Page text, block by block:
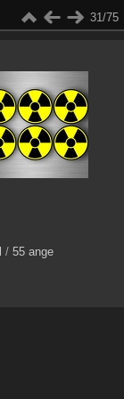
31/75
/ 55 ange